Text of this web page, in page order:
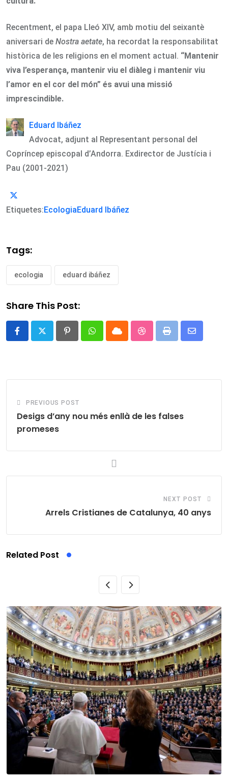
Recentment, el papa Lleó XIV, amb motiu del seixantè
aniversari de Nostra aetate, ha recordat la responsabilitat
històrica de les religions en el moment actual. “Mantenir
viva l’esperança, mantenir viu el diàleg i mantenir viu
l’amor en el cor del món” és avui una missió
imprescindible.
Eduard Ibáñez
Advocat, adjunt al Representant personal del
Copríncep episcopal d’Andorra. Exdirector de Justícia i
Pau (2001-2021)
Etiquetes:EcologiaEduard Ibáñez
Tags:
ecologia eduard ibáñez
Share This Post:
PinterestWhatsappCloud StumbleUpon
Print
Share
PREVIOUS POST
Desigs d’any nou més enllà de les falses
promeses
NEXT POST
Arrels Cristianes de Catalunya, 40 anys
Related Post